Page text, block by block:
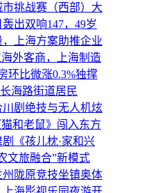
挑战赛（西部）大
出双响147，49岁
上海方案助推企业
外客商，上海制造
环比微涨0.3%独撑
海路街道居民
剧绝技与无人机炫
和老鼠》闯入东方
《孩儿枕·家和兴
文旅融合”新模式
陇原竞技坐镇奥体